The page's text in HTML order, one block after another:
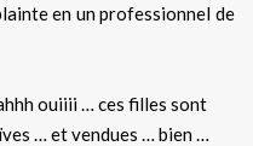
en un professionnel de
ouiiii … ces filles sont
… et vendues … bien …